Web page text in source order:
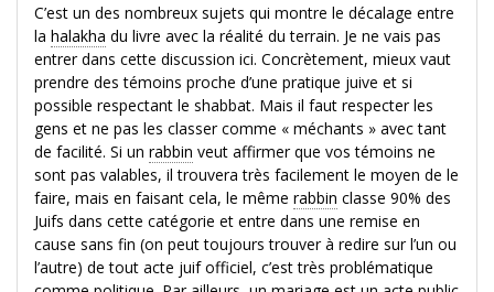
C’est un des nombreux sujets qui montre le décalage entre
la halakha du livre avec la réalité du terrain. Je ne vais pas
entrer dans cette discussion ici. Concrètement, mieux vaut
prendre des témoins proche d’une pratique juive et si
possible respectant le shabbat. Mais il faut respecter les
gens et ne pas les classer comme « méchants » avec tant
de facilité. Si un rabbin veut affirmer que vos témoins ne
sont pas valables, il trouvera très facilement le moyen de le
faire, mais en faisant cela, le même rabbin classe 90% des
Juifs dans cette catégorie et entre dans une remise en
cause sans fin (on peut toujours trouver à redire sur l’un ou
l’autre) de tout acte juif officiel, c’est très problématique